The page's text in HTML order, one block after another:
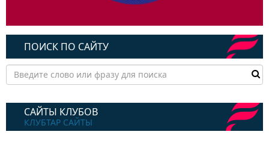
ПОИСК ПО САЙТУ
САЙТЫ КЛУБОВ
КЛУБТАР САЙТЫ